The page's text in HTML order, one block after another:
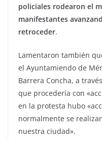
policiales rodearon el
manifestantes
retroceder.
Lamentaron también
el Ayuntamiendo de
Barrera Concha, a
que procedería con
en la protesta hubo
normalmente se
nuestra ciudad».